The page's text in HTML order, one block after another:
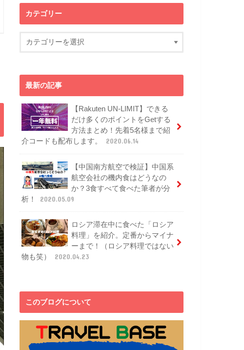
カテゴリー
最新の記事
【Rakuten UN-LIMIT】できる
だけ多くのポイントをGetする
方法まとめ！先着5名様まで紹
介コードも配布します。
2020.06.14
【中国南方航空で検証】中国系
航空会社の機内食はどうなの
か？3食すべて食べた筆者が分
析！
2020.05.09
ロシア滞在中に食べた「ロシア
料理」を紹介。定番からマイナ
ーまで！（ロシア料理ではない
物も笑）
2020.04.23
このブログについて